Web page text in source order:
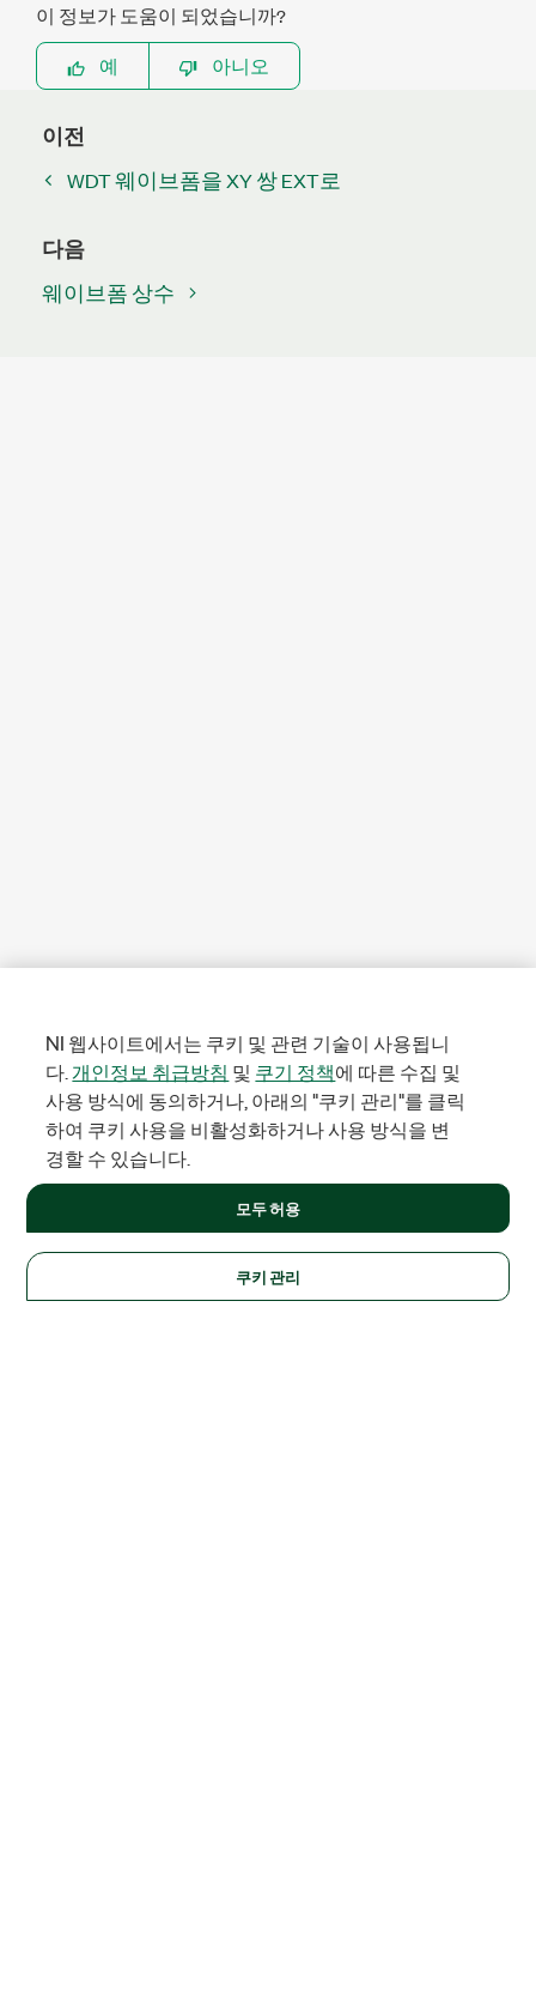
이 정보가 도움이 되었습니까?
예
아니오
이전
WDT 웨이브폼을 XY 쌍 EXT로
다음
웨이브폼 상수
NI 웹사이트에서는 쿠키 및 관련 기술이 사용됩니
다.개인정보 취급방침 및 쿠기 정책에 따른 수집 및
사용 방식에 동의하거나, 아래의 "쿠키 관리"를 클릭
하여 쿠키 사용을 비활성화하거나 사용 방식을 변
경할 수 있습니다.
쿠키 관리
모두 허용